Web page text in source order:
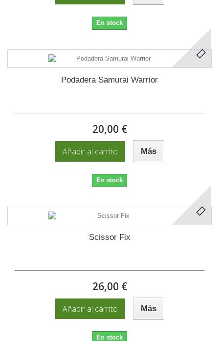
En stock
Podadera Samurai Warrior
20,00 €
Añadir al carrito Más
En stock
Scissor Fix
26,00 €
Añadir al carrito Más
En stock